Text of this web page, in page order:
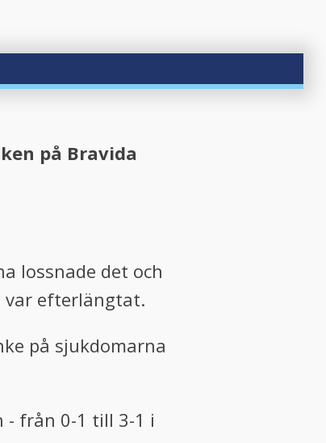
på Bravida
lossnade det och
var efterlängtat.
på sjukdomarna
- från 0-1 till 3-1 i